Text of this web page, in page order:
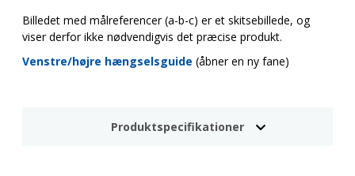
Billedet med målreferencer (a-b-c) er et skitsebillede, og
viser derfor ikke nødvendigvis det præcise produkt.
Venstre/højre hængselsguide (åbner en ny fane)
Produktspecifikationer